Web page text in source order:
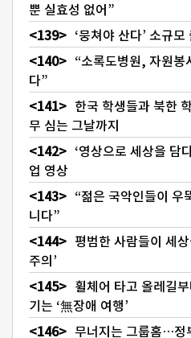
뿐 실효성 없어”
‘뭉쳐야 산다’ 소규
“소록도병원, 자원봉
다”
한국 학생들과 북한
무 심는 그날까지
‘영상으로 세상을 담
업 영상
“젊은 국악인들이 우
니다”
평범한 사람들이 세
주의’
휠체어 타고 올레길
기는 ‘無장애 여행’
무너지는 그룹홈…정